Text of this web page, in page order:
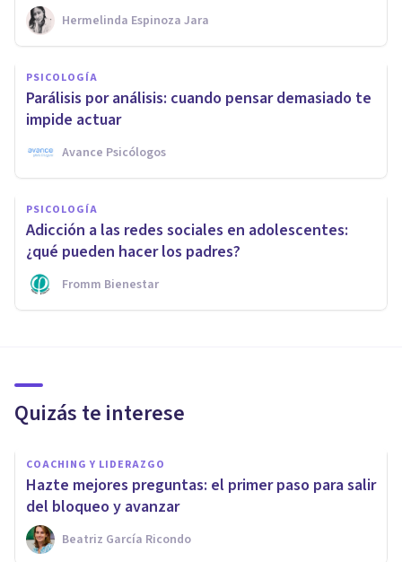
Hermelinda Espinoza Jara
PSICOLOGÍA
Parálisis por análisis: cuando pensar demasiado te
impide actuar
Avance Psicólogos
PSICOLOGÍA
Adicción a las redes sociales en adolescentes:
¿qué pueden hacer los padres?
Fromm Bienestar
Quizás te interese
COACHING Y LIDERAZGO
Hazte mejores preguntas: el primer paso para salir
del bloqueo y avanzar
Beatriz García Ricondo